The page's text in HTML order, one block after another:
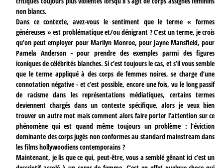
non blancs.
Dans ce contexte, avez-vous le sentiment que le terme « formes
généreuses » est problématique et/ou dénigrant ? C’est un terme, je crois
qu’on peut employer pour Marilyn Monroe, pour Jayne Mansfield, pour
Pamela Anderson - pour prendre des exemples parmi des figures
iconiques de célébrités blanches. Si c’est toujours le cas, et s’il vous semble
que le terme appliqué à des corps de femmes noires, se charge d’une
connotation négative - et c’est possible, encore une fois, vu le long passif
de racisme dans les représentations médiatiques, certains termes
deviennent chargés dans un contexte spécifique, alors je veux bien
trouver un autre mot mais comment alors faire porter l’attention sur ce
phénomène qui est quand même toujours un problème : l’éviction
dominante des corps jugés non conformes au standard mainstream dans
les films hollywoodiens contemporains ?
Maintenant, je lis que ce qui, peut-être, vous a semblé gênant ici c’est un